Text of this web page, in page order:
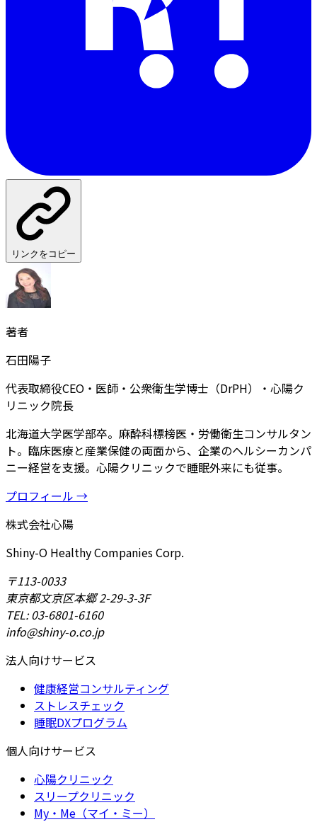
リンクをコピー
著者
石田陽子
代表取締役CEO・医師・公衆衛生学博士（DrPH）・心陽ク
リニック院長
北海道大学医学部卒。麻酔科標榜医・労働衛生コンサルタン
ト。臨床医療と産業保健の両面から、企業のヘルシーカンパ
ニー経営を支援。心陽クリニックで睡眠外来にも従事。
プロフィール →
株式会社心陽
Shiny-O Healthy Companies Corp.
〒113-0033
東京都文京区本郷 2-29-3-3F
TEL: 03-6801-6160
info@shiny-o.co.jp
法人向けサービス
健康経営コンサルティング
ストレスチェック
睡眠DXプログラム
個人向けサービス
心陽クリニック
スリープクリニック
My・Me（マイ・ミー）